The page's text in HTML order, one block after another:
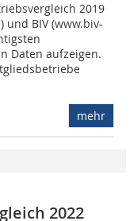
2019
und BIV (www.biv-
Daten aufzeigen.
mehr
2022